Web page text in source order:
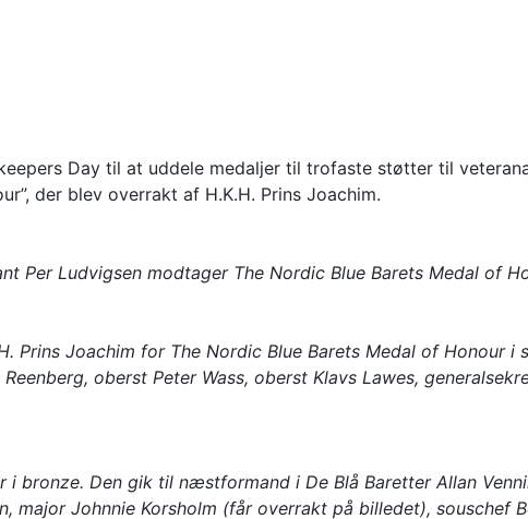
Day til at uddele medaljer til trofaste støtter til
der blev overrakt af H.K.H. Prins Joachim.
Per Ludvigsen modtager The Nordic Blue Barets Medal of
Prins Joachim for The Nordic Blue Barets Medal of Honour i
oberst Peter Wass, oberst Klavs Lawes,
i bronze. Den gik til næstformand i De Blå Baretter Allan
major Johnnie Korsholm (får overrakt på billedet), souschef